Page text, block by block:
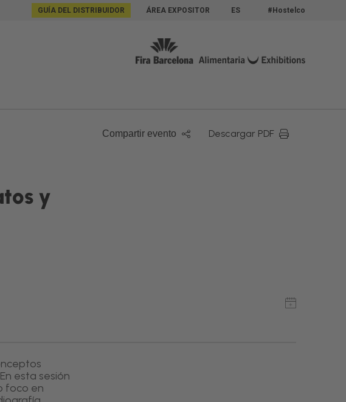
GUÍA DEL DISTRIBUIDOR ÁREA EXPOSITOR ES #Hostelco
Compartir evento Descargar PDF
y
esta sesión
foco en